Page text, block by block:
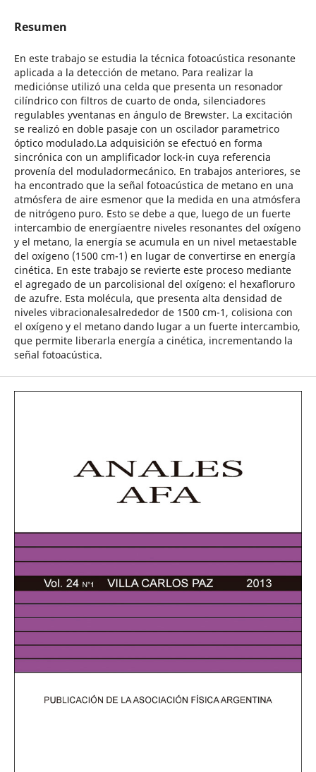
Resumen
En este trabajo se estudia la técnica fotoacústica resonante
aplicada a la detección de metano. Para realizar la
mediciónse utilizó una celda que presenta un resonador
cilíndrico con filtros de cuarto de onda, silenciadores
regulables yventanas en ángulo de Brewster. La excitación
se realizó en doble pasaje con un oscilador parametrico
óptico modulado.La adquisición se efectuó en forma
sincrónica con un amplificador lock-in cuya referencia
provenía del moduladormecánico. En trabajos anteriores, se
ha encontrado que la señal fotoacústica de metano en una
atmósfera de aire esmenor que la medida en una atmósfera
de nitrógeno puro. Esto se debe a que, luego de un fuerte
intercambio de energíaentre niveles resonantes del oxígeno
y el metano, la energía se acumula en un nivel metaestable
del oxígeno (1500 cm-1) en lugar de convertirse en energía
cinética. En este trabajo se revierte este proceso mediante
el agregado de un parcolisional del oxígeno: el hexafloruro
de azufre. Esta molécula, que presenta alta densidad de
niveles vibracionalesalrededor de 1500 cm-1, colisiona con
el oxígeno y el metano dando lugar a un fuerte intercambio,
que permite liberarla energía a cinética, incrementando la
señal fotoacústica.